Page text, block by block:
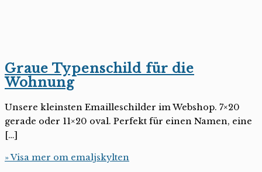
Graue Typenschild für die
Wohnung
Unsere kleinsten Emailleschilder im Webshop. 7×20
gerade oder 11×20 oval. Perfekt für einen Namen, eine
[…]
» Visa mer om emaljskylten